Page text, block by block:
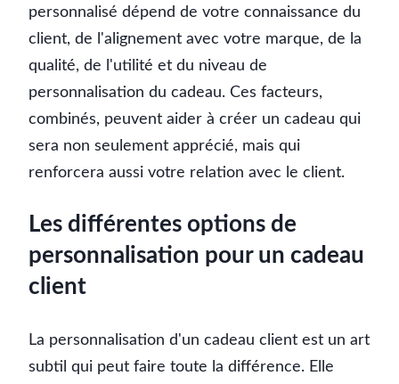
personnalisé dépend de votre connaissance du
client, de l'alignement avec votre marque, de la
qualité, de l'utilité et du niveau de
personnalisation du cadeau. Ces facteurs,
combinés, peuvent aider à créer un cadeau qui
sera non seulement apprécié, mais qui
renforcera aussi votre relation avec le client.
Les différentes options de
personnalisation pour un cadeau
client
La personnalisation d'un cadeau client est un art
subtil qui peut faire toute la différence. Elle